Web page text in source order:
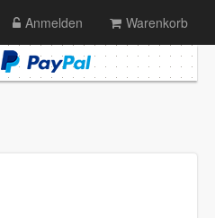
Anmelden Warenkorb